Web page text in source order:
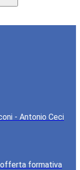
- Antonio Ceci
formativa